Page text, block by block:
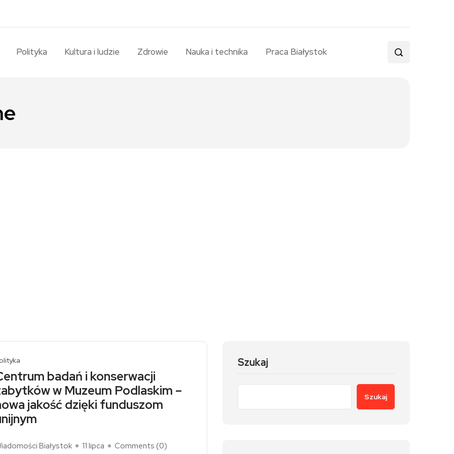
Polityka Kultura i ludzie Zdrowie Nauka i technika Praca Białystok
badań i konserwacji
w Muzeum Podlaskim –
jakość dzięki funduszom
Białystok 11 lipca Comments (0)
Szukaj
Szukaj